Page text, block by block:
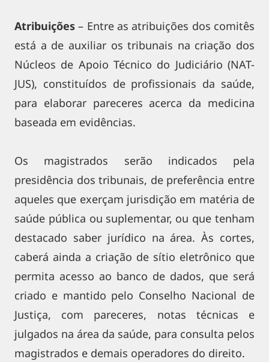
Atribuições – Entre as atribuições dos comitês
está a de auxiliar os tribunais na criação dos
Núcleos de Apoio Técnico do Judiciário (NAT-
JUS), constituídos de profissionais da saúde,
para elaborar pareceres acerca da medicina
baseada em evidências.
Os magistrados serão indicados pela
presidência dos tribunais, de preferência entre
aqueles que exerçam jurisdição em matéria de
saúde pública ou suplementar, ou que tenham
destacado saber jurídico na área. Às cortes,
caberá ainda a criação de sítio eletrônico que
permita acesso ao banco de dados, que será
criado e mantido pelo Conselho Nacional de
Justiça, com pareceres, notas técnicas e
julgados na área da saúde, para consulta pelos
magistrados e demais operadores do direito.